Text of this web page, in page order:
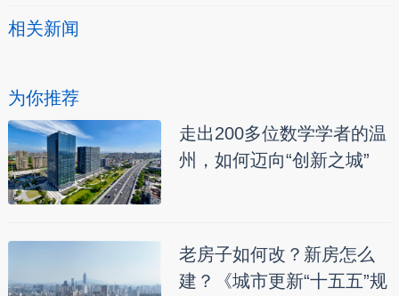
相关新闻
为你推荐
走出200多位数学学者的温
州，如何迈向“创新之城”
老房子如何改？新房怎么
建？《城市更新“十五五”规